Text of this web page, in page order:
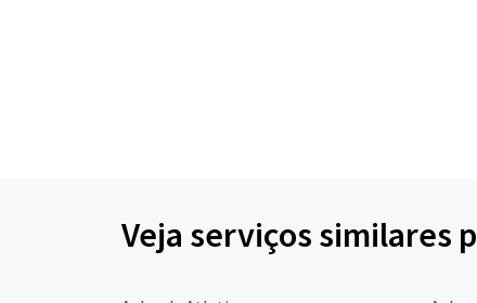
Veja serviços similares